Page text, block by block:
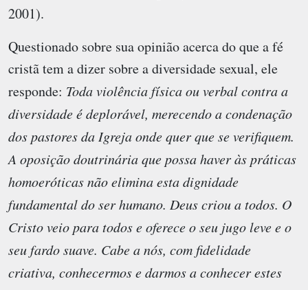
2001).
Questionado sobre sua opinião acerca do que a fé
cristã tem a dizer sobre a diversidade sexual, ele
responde: Toda violência física ou verbal contra a
diversidade é deplorável, merecendo a condenação
dos pastores da Igreja onde quer que se verifiquem.
A oposição doutrinária que possa haver às práticas
homoeróticas não elimina esta dignidade
fundamental do ser humano. Deus criou a todos. O
Cristo veio para todos e oferece o seu jugo leve e o
seu fardo suave. Cabe a nós, com fidelidade
criativa, conhecermos e darmos a conhecer estes